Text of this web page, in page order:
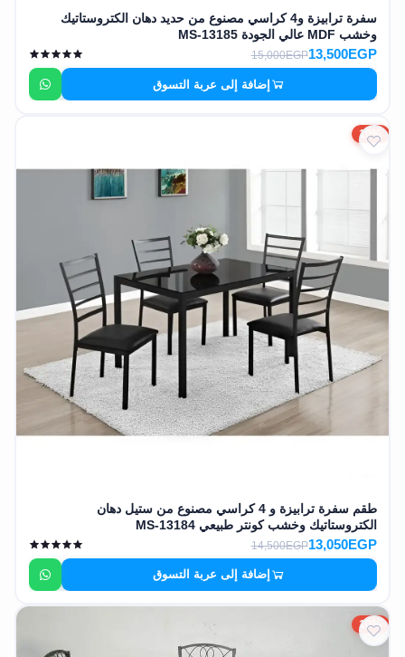
سفرة ترابيزة و4 كراسي مصنوع من حديد دهان الكتروستاتيك
وخشب MDF عالي الجودة MS-13185
13,500EGP
15,000EGP
إضافة إلى عربة التسوق
10%
طقم سفرة ترابيزة و 4 كراسي مصنوع من ستيل دهان
الكتروستاتيك وخشب كونتر طبيعي MS-13184
13,050EGP
14,500EGP
إضافة إلى عربة التسوق
10%